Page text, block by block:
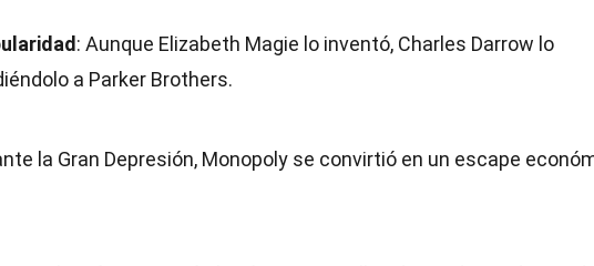
: Aunque Elizabeth Magie lo inventó, Charles Darrow lo
a Parker Brothers.
la Gran Depresión, Monopoly se convirtió en un escape